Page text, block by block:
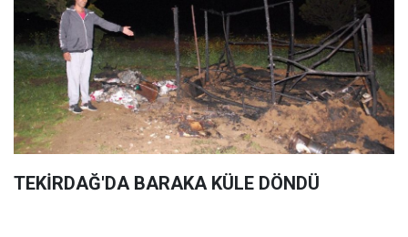
TEKİRDAĞ'DA BARAKA KÜLE DÖNDÜ